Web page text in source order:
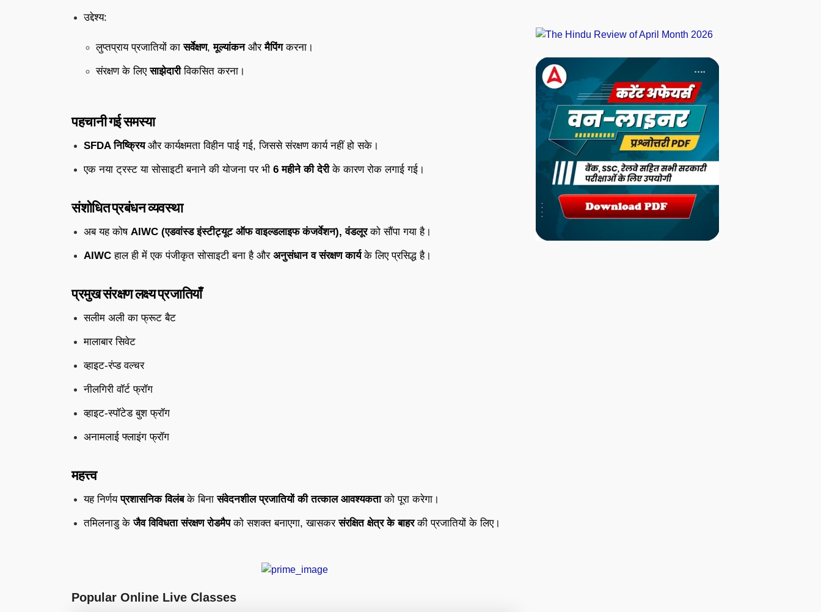
उद्देश्य:
लुप्तप्रायप्रजातियोंकासर्वेक्षण,मूल्यांकन औरमैपिंग करना।
संरक्षणकेलिएसाझेदारी विकसितकरना।
पहचानीगईसमस्या
SFDAनिष्क्रिय औरकार्यक्षमताविहीनपाईगई,जिससेसंरक्षणकार्यनहींहोसके।
एकनयाट्रस्टयासोसाइटीबनानेकीयोजनापर भी 6महीनेकीदेरी केकारणरोकलगाईगई।
संशोधितप्रबंधनव्यवस्था
अबयहकोष AIWC (एडवांस्डइंस्टीट्यूट ऑफवाइल्डलाइफकंजर्वेशन),वंडलूर कोसौंपागयाहै।
AIWC हालहीमेंएकपंजीकृतसोसाइटीबनाहै और अनुसंधानवसंरक्षणकार्य केलिएप्रसिद्धहै।
प्रमुखसंरक्षणलक्ष्यप्रजातियाँ
सलीम अलीकाफ्रूटबैट
मालाबारसिवेट
व्हाइट-रंप्डवल्चर
नीलगिरीवॉर्टफ्रॉग
व्हाइट-स्पॉटेडबुशफ्रॉग
अनामलाईफ्लाइंगफ्रॉग
महत्त्व
यहनिर्णयप्रशासनिकविलंब केबिनासंवेदनशीलप्रजातियोंकीतत्काल आवश्यकता कोपूराकरेगा।
तमिलनाडुकेजैवविविधतासंरक्षणरोडमैप कोसशक्तबनाएगा,खासकरसंरक्षित क्षेत्रकेबाहर कीप्रजातियोंकेलिए।
Popular Online Live Classes